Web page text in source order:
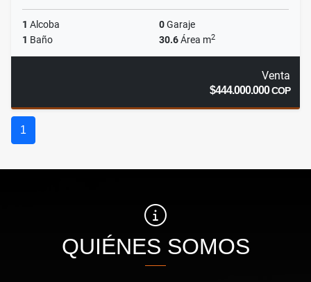
1 Alcoba 0Garaje
1 Baño 30.6Área m2
Venta
$444.000.000COP
1
QUIÉNES SOMOS